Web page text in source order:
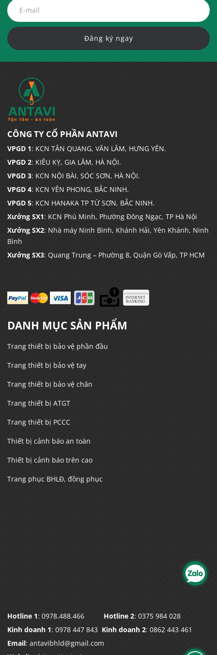
Đăng ký ngay
CÔNG TY CỔ PHẦN ANTAVI
VPGD 1: KCN TÂN QUANG, VĂN LÂM, HƯNG YÊN.
VPGD 2: KIÊU KỴ, GIA LÂM, HÀ NỘI.
VPGD 3: KCN NỘI BÀI, SÓC SƠN, HÀ NỘI.
VPGD 4: KCN YÊN PHONG, BẮC NINH.
VPGD 5: KCN HANAKA TP TỪ SƠN, BẮC NINH.
Xưởng SX1: KCN Phú Minh, Phường Đông Ngạc, TP Hà Nội
Xưởng SX2: Nhà máy Ninh Bình, Khánh Hải, Yên Khánh, Ninh
Bình
Xưởng SX3: Quang Trung – Phường 8, Quận Gò Vấp, TP HCM
DANH MỤC SẢN PHẨM
Trang thiết bị bảo vệ phần đầu
Trang thiết bị bảo vệ tay
Trang thiết bị bảo vệ chân
Trang thiết bị ATGT
Trang thiết bị PCCC
Thiết bị cảnh báo an toàn
Thiết bị cảnh báo trên cao
Trang phục BHLĐ, đồng phục
Hotline 1: 0978.488.466 Hotline 2: 0375 984 028
Kinh doanh 1: 0978 447 843 Kinh doanh 2: 0862 443 461
Email: antavibhld@gmail.com